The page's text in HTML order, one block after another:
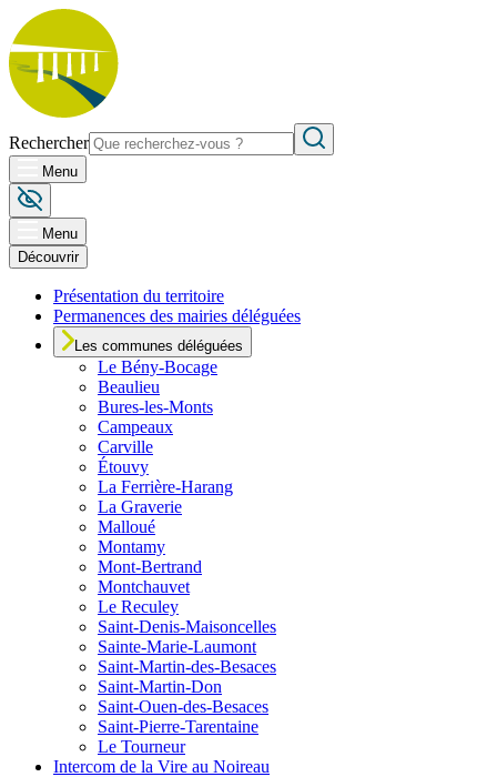
Rechercher
Menu
Menu
Découvrir
Présentation du territoire
Permanences des mairies déléguées
Les communes déléguées
Le Bény-Bocage
Beaulieu
Bures-les-Monts
Campeaux
Carville
Étouvy
La Ferrière-Harang
La Graverie
Malloué
Montamy
Mont-Bertrand
Montchauvet
Le Reculey
Saint-Denis-Maisoncelles
Sainte-Marie-Laumont
Saint-Martin-des-Besaces
Saint-Martin-Don
Saint-Ouen-des-Besaces
Saint-Pierre-Tarentaine
Le Tourneur
Intercom de la Vire au Noireau